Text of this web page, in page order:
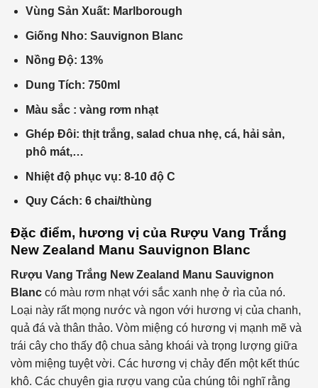
Vùng Sản Xuất: Marlborough
Giống Nho: Sauvignon Blanc
Nồng Độ: 13%
Dung Tích: 750ml
Màu sắc : vàng rơm nhạt
Ghép Đôi: thịttrắng, salad chua nhẹ, cá, hải sản,
phô mát,…
Nhiệt độ phục vụ: 8-10 độ C
Quy Cách: 6 chai/thùng
Đặc điểm, hương vị của Rượu Vang Trắng
New Zealand Manu Sauvignon Blanc
Rượu Vang Trắng New Zealand Manu Sauvignon
Blanc có màu rơm nhạt với sắc xanh nhẹ ở rìa của nó.
Loại này rất mọng nước và ngon với hương vị của chanh,
quả đá và thân thảo. Vòm miệng có hương vị mạnh mẽ và
trái cây cho thấy độ chua sảng khoái và trọng lượng giữa
vòm miệng tuyệt vời. Các hương vị chảy đến một kết thúc
khô. Các chuyên gia rượu vang của chúng tôi nghĩ rằng